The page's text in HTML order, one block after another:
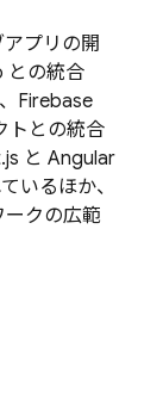
プリの開
との統合
、 Firebase
トとの統合
と Angular
いるほか、
クの広範